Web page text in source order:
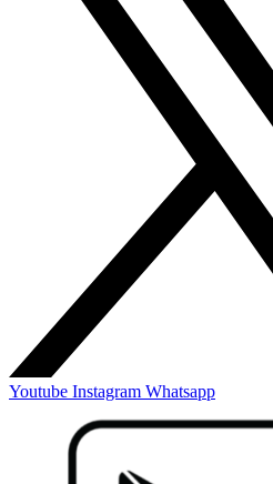
Youtube Instagram Whatsapp